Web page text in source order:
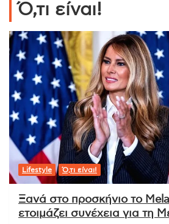
Ό,τι είναι!
Lifestyle Ό,τι είναι!
Ξανά στο προσκήνιο το
ετοιμάζει συνέχεια για τη